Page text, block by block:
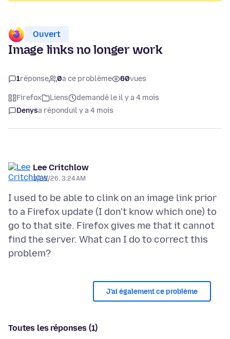
Ouvert
Image links no longer work
1réponse 0a ce problème 60vues
Firefox Liens
demandé le il y a 4 mois
Denysa réponduil y a 4 mois
Lee Critchlow
3/29/26, 3:24 AM
I used to be able to clink on an image link prior
to a Firefox update (I don't know which one) to
go to that site. Firefox gives me that it cannot
find the server. What can I do to correct this
J’ai également ce problème
Toutes les réponses (1)